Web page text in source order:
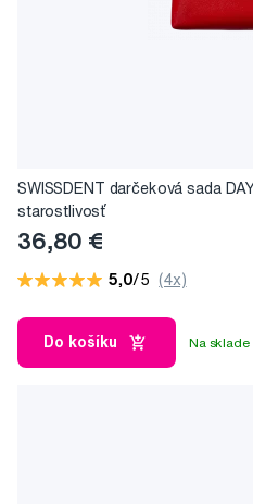
SWISSDENT darčeková sada
starostlivosť
36,80 €
5,0/5 (4x)
Do košíku Na sklade